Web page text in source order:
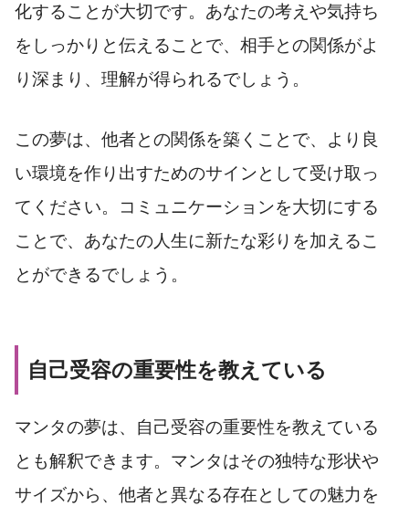
化することが大切です。あなたの考えや気持ち
をしっかりと伝えることで、相手との関係がよ
り深まり、理解が得られるでしょう。
この夢は、他者との関係を築くことで、より良
い環境を作り出すためのサインとして受け取っ
てください。コミュニケーションを大切にする
ことで、あなたの人生に新たな彩りを加えるこ
とができるでしょう。
自己受容の重要性を教えている
マンタの夢は、自己受容の重要性を教えている
とも解釈できます。マンタはその独特な形状や
サイズから、他者と異なる存在としての魅力を